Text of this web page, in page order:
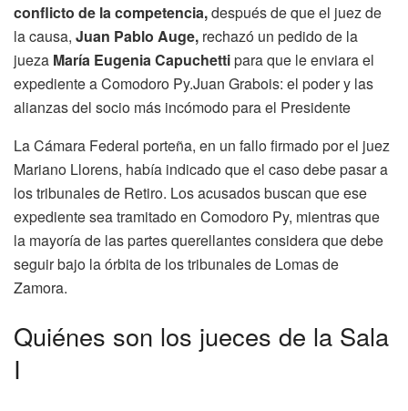
conflicto de la competencia,después de que el juez de
la causa, Juan Pablo Auge, rechazó un pedido de la
jueza María Eugenia Capuchettipara que le enviara el
expediente a Comodoro Py.Juan Grabois: el poder y las
alianzas del socio más incómodo para el Presidente
La Cámara Federal porteña, en un fallo firmado por el juez
Mariano Llorens, había indicado que el caso debe pasar a
los tribunales de Retiro. Los acusados buscan que ese
expediente sea tramitado en Comodoro Py, mientras que
la mayoría de las partes querellantes considera que debe
seguir bajo la órbita de los tribunales de Lomas de
Zamora.
Quiénes son los jueces de la Sala
I